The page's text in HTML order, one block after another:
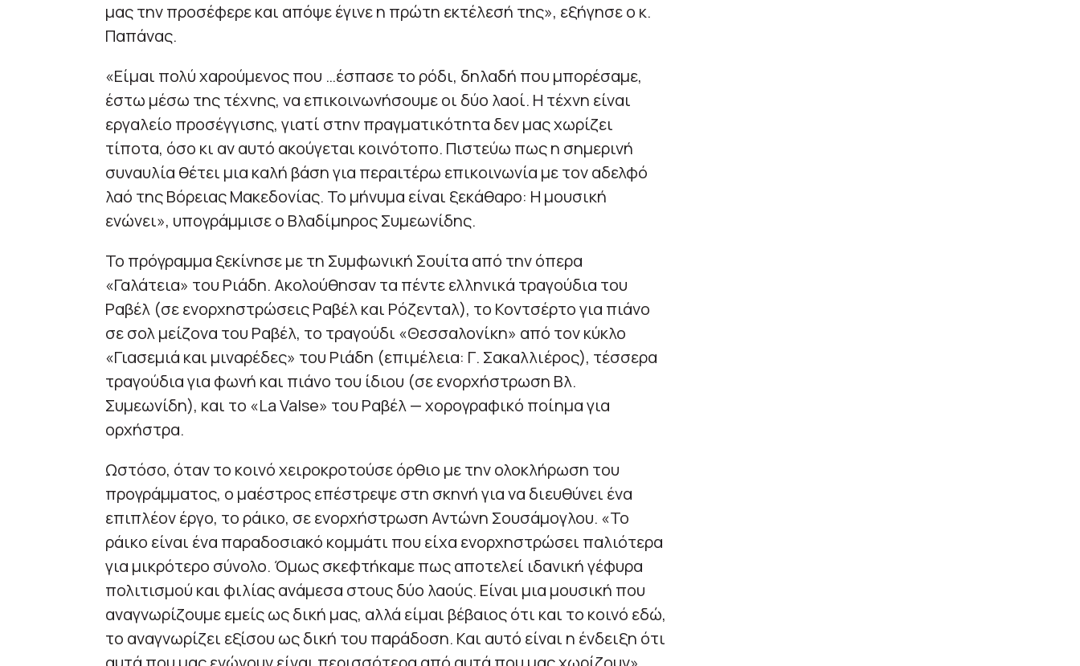
μας την προσέφερε και απόψε έγινε η πρώτη εκτέλεσή της», εξήγησε ο κ.
Παπάνας.
«Είμαι πολύ χαρούμενος που …έσπασε το ρόδι, δηλαδή που μπορέσαμε,
έστω μέσω της τέχνης, να επικοινωνήσουμε οι δύο λαοί. Η τέχνη είναι
εργαλείο προσέγγισης, γιατί στην πραγματικότητα δεν μας χωρίζει
τίποτα, όσο κι αν αυτό ακούγεται κοινότοπο. Πιστεύω πως η σημερινή
συναυλία θέτει μια καλή βάση για περαιτέρω επικοινωνία με τον αδελφό
λαό της Βόρειας Μακεδονίας. Το μήνυμα είναι ξεκάθαρο: Η μουσική
ενώνει», υπογράμμισε ο Βλαδίμηρος Συμεωνίδης.
Το πρόγραμμα ξεκίνησε με τη Συμφωνική Σουίτα από την όπερα
«Γαλάτεια» του Ριάδη. Ακολούθησαν τα πέντε ελληνικά τραγούδια του
Ραβέλ (σε ενορχηστρώσεις Ραβέλ και Ρόζενταλ), το Κοντσέρτο για πιάνο
σε σολ μείζονα του Ραβέλ, το τραγούδι «Θεσσαλονίκη» από τον κύκλο
«Γιασεμιά και μιναρέδες» του Ριάδη (επιμέλεια: Γ. Σακαλλιέρος), τέσσερα
τραγούδια για φωνή και πιάνο του ίδιου (σε ενορχήστρωση Βλ.
Συμεωνίδη), και το «La Valse» του Ραβέλ — χορογραφικό ποίημα για
ορχήστρα.
Ωστόσο, όταν το κοινό χειροκροτούσε όρθιο με την ολοκλήρωση του
προγράμματος, ο μαέστρος επέστρεψε στη σκηνή για να διευθύνει ένα
επιπλέον έργο, το ράικο, σε ενορχήστρωση Αντώνη Σουσάμογλου. «Το
ράικο είναι ένα παραδοσιακό κομμάτι που είχα ενορχηστρώσει παλιότερα
για μικρότερο σύνολο. Όμως σκεφτήκαμε πως αποτελεί ιδανική γέφυρα
πολιτισμού και φιλίας ανάμεσα στους δύο λαούς. Είναι μια μουσική που
αναγνωρίζουμε εμείς ως δική μας, αλλά είμαι βέβαιος ότι και το κοινό εδώ,
το αναγνωρίζει εξίσου ως δική του παράδοση. Και αυτό είναι η ένδειξη ότι